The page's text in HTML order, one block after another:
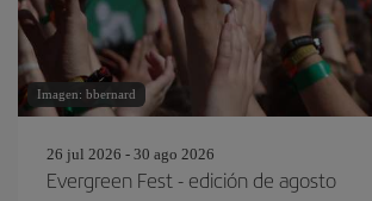
Imagen: bbernard
26 jul 2026 - 30 ago 2026
Evergreen Fest - edición de agosto